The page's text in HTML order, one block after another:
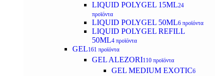
LIQUID POLYGEL 15ML24
προϊόντα
LIQUID POLYGEL 50ML6 προϊόντα
LIQUID POLYGEL REFILL
50ML4 προϊόντα
GEL161 προϊόντα
GEL ALEZORI110 προϊόντα
GEL MEDIUM EXOTIC6